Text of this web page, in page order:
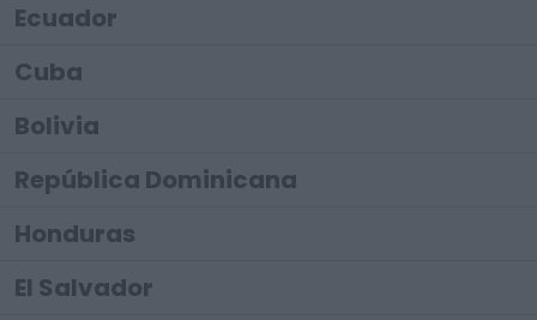
Ecuador
Cuba
Bolivia
República Dominicana
Honduras
El Salvador